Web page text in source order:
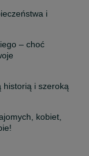
i
– choć
historią i szeroką
kobiet,